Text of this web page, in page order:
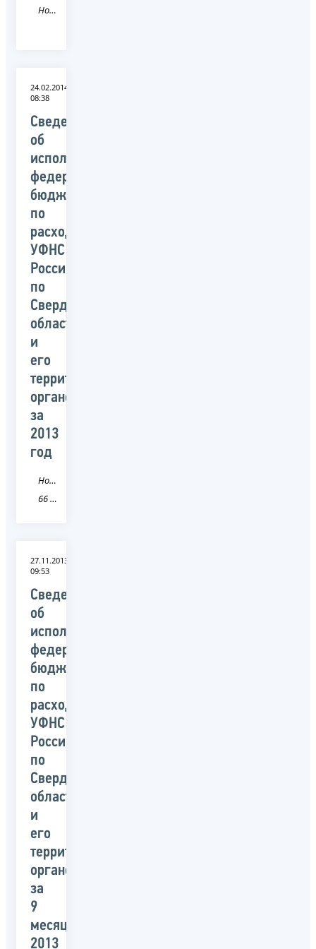
Новость
24.02.2014
08:38
Сведения
об
исполнении
федерального
бюджета
по
расходам
УФНС
России
по
Свердловской
области
и
его
территориальных
органов
за
2013
год
Новость
66 Свердловская область
27.11.2013
09:53
Сведения
об
исполнении
федерального
бюджета
по
расходам
УФНС
России
по
Свердловской
области
и
его
территориальных
органов
за
9
месяцев
2013